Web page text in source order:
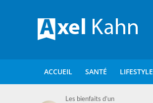
ACCUEIL SANTÉ LIFESTYLE
Les bienfaits d’un